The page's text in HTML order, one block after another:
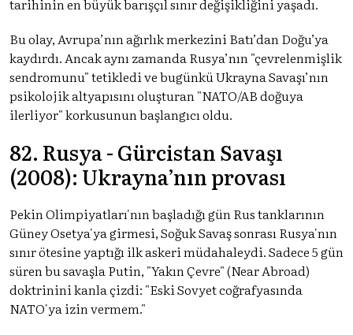
Bu olay, Avrupa’nın ağırlık merkezini Batı’dan Doğu’ya
kaydırdı. Ancak aynı zamanda Rusya’nın "çevrelenmişlik
sendromunu" tetikledi ve bugünkü Ukrayna Savaşı’nın
psikolojik altyapısını oluşturan "NATO/AB doğuya
ilerliyor" korkusunun başlangıcı oldu.
82. Rusya - Gürcistan Savaşı
(2008): Ukrayna’nın provası
Pekin Olimpiyatları'nın başladığı gün Rus tanklarının
Güney Osetya'ya girmesi, Soğuk Savaş sonrası Rusya'nın
sınır ötesine yaptığı ilk askeri müdahaleydi. Sadece 5 gün
süren bu savaşla Putin, "Yakın Çevre" (Near Abroad)
doktrinini kanla çizdi: "Eski Sovyet coğrafyasında
NATO'ya izin vermem."